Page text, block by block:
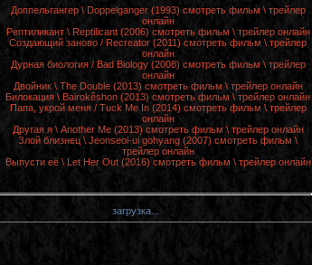
Доппельгангер \ Doppelganger (1993) смотреть фильм \ трейлер
онлайн
Рептиликант \ Reptilicant (2006) смотреть фильм \ трейлер онлайн
Создающий заново / Recreator (2011) смотреть фильм \ трейлер
онлайн
Дурная биология / Bad Biology (2008) смотреть фильм \ трейлер
онлайн
Двойник \ The Double (2013) смотреть фильм \ трейлер онлайн
Билокация \ Bairokêshon (2013) смотреть фильм \ трейлер онлайн
Папа, укрой меня / Tuck Me In (2014) смотреть фильм \ трейлер
онлайн
Другая я \ Another Me (2013) смотреть фильм \ трейлер онлайн
Злой близнец \ Jeonseol-ui gohyang (2007) смотреть фильм \
трейлер онлайн
Выпусти её \ Let Her Out (2016) смотреть фильм \ трейлер онлайн
загрузка...